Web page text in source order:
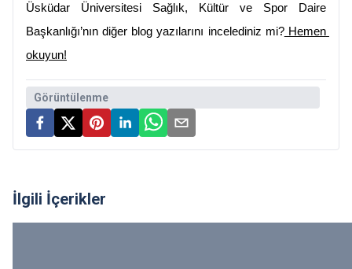
Üsküdar Üniversitesi Sağlık, Kültür ve Spor Daire
Başkanlığı’nın diğer blog yazılarını incelediniz mi? Hemen
okuyun!
Görüntülenme
İlgili İçerikler